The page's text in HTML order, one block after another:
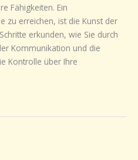
Fähigkeiten. Ein
zu erreichen, ist die Kunst der
erkunden, wie Sie durch
Kommunikation und die
Kontrolle über Ihre